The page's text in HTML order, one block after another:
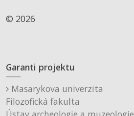
© 2026
Garanti projektu
Masarykova univerzita
Filozofická fakulta